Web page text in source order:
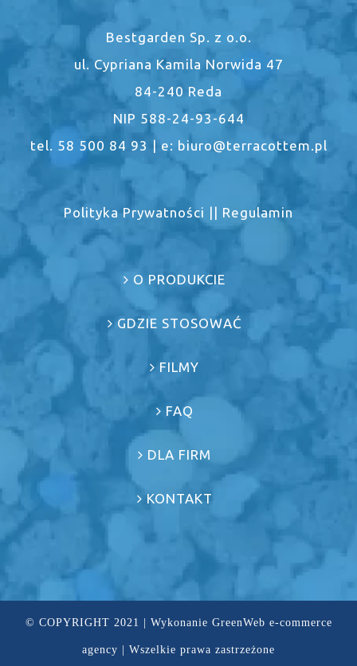
Bestgarden Sp. z o.o.
ul. Cypriana Kamila Norwida 47
84-240 Reda
NIP 588-24-93-644
tel. 58 500 84 93 | e: biuro@terracottem.pl
Polityka Prywatności || Regulamin
O PRODUKCIE
GDZIE STOSOWAĆ
FILMY
FAQ
DLA FIRM
KONTAKT
© COPYRIGHT 2021 | Wykonanie GreenWeb e-commerce
agency | Wszelkie prawa zastrzeżone